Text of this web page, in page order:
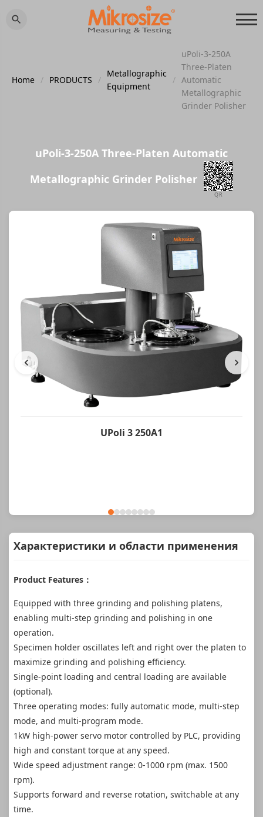
Home / PRODUCTS /
Metallographic
Equipment
/
uPoli-3-250A
Three-Platen
Automatic
Metallographic
Grinder Polisher
uPoli-3-250A Three-Platen Automatic
Metallographic Grinder Polisher
QR
UPoli 3 250A1
Характеристики и области применения
Product Features：
Equipped with three grinding and polishing platens,
enabling multi-step grinding and polishing in one
operation.
Specimen holder oscillates left and right over the platen to
maximize grinding and polishing efficiency.
Single-point loading and central loading are available
(optional).
Three operating modes: fully automatic mode, multi-step
mode, and multi-program mode.
1kW high-power servo motor controlled by PLC, providing
high and constant torque at any speed.
Wide speed adjustment range: 0-1000 rpm (max. 1500
rpm).
Supports forward and reverse rotation, switchable at any
time.